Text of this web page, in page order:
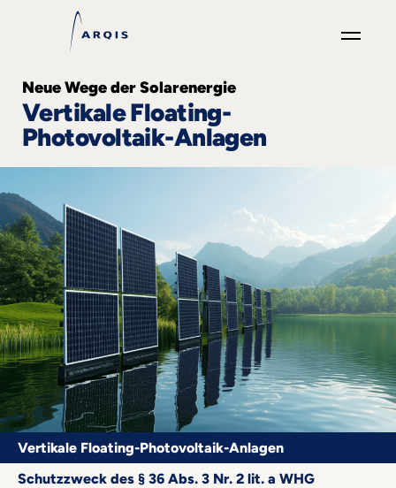
Focus
+
News
&
Events
+
Career
+
Neue Wege der Solarenergie
Vertikale Floating-
Photovoltaik-Anlagen
Vertikale Floating-Photovoltaik-Anlagen
Schutzzweck des § 36 Abs. 3 Nr. 2 lit. a WHG